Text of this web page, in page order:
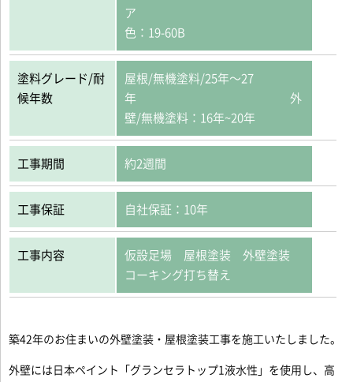
ア
色：19-60B
塗料グレード/耐
候年数
屋根/無機塗料/25年〜27
年 外
壁/無機塗料：16年~20年
工事期間 約2週間
工事保証 自社保証：10年
工事内容
仮設足場 屋根塗装 外壁塗装
コーキング打ち替え
築42年のお住まいの外壁塗装・屋根塗装工事を施工いたしました。
外壁には日本ペイント「グランセラトップ1液水性」を使用し、高